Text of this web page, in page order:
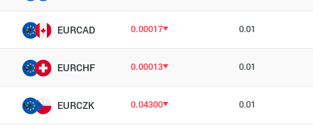
EURCAD 0.00017 0.01
EURCHF 0.00013 0.01
EURCZK 0.04300 0.01